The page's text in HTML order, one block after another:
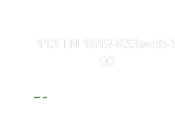
113 TN 1619-KS3web-1
00